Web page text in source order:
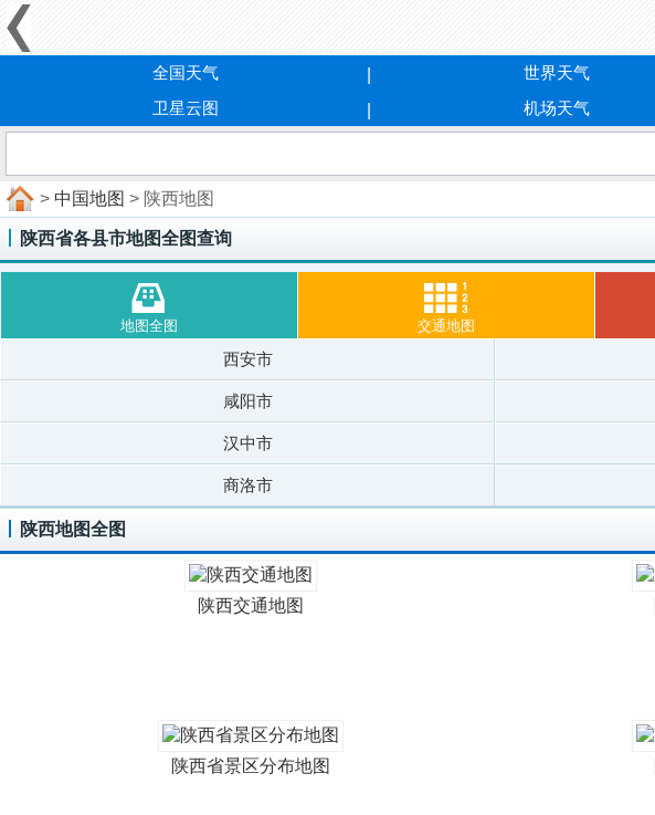
全国天气 世界天气
卫星云图
机场天气
> 中国地图 > 陕西地图
陕西省各县市地图全图查询
地图全图 交通地图
西安市
咸阳市
汉中市
商洛市
陕西地图全图
陕西交通地图
陕西省景区分布地图